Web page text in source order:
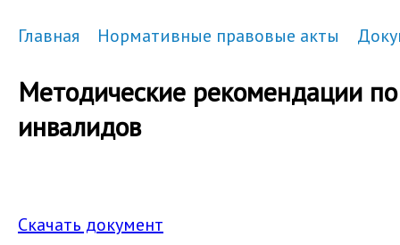
Главная Нормативные правовые акты
Методические рекомендации
инвалидов
Скачать документ